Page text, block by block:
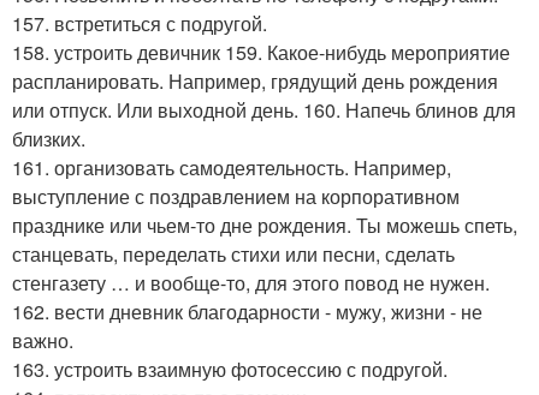
157. встретиться с подругой.
158. устроить девичник 159. Какое-нибудь мероприятие
распланировать. Например, грядущий день рождения
или отпуск. Или выходной день. 160. Напечь блинов для
близких.
161. организовать самодеятельность. Например,
выступление с поздравлением на корпоративном
празднике или чьем-то дне рождения. Ты можешь спеть,
станцевать, переделать стихи или песни, сделать
стенгазету … и вообще-то, для этого повод не нужен.
162. вести дневник благодарности - мужу, жизни - не
важно.
163. устроить взаимную фотосессию с подругой.